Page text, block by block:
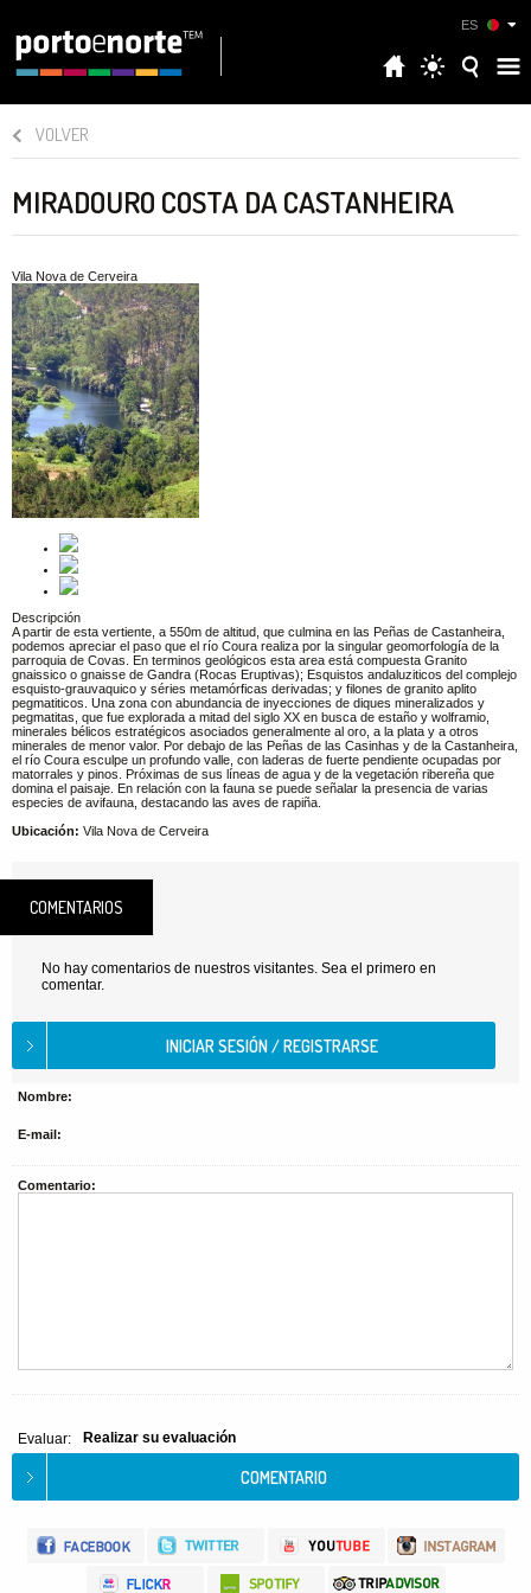
ES
VOLVER
MIRADOURO COSTA DA CASTANHEIRA
Vila Nova de Cerveira
Descripción
A partir de esta vertiente, a 550m de altitud, que culmina en las Peñas de Castanheira,
podemos apreciar el paso que el río Coura realiza por la singular geomorfología de la
parroquia de Covas. En terminos geológicos esta area está compuesta Granito
gnaissico o gnaisse de Gandra (Rocas Eruptivas); Esquistos andaluziticos del complejo
esquisto-grauvaquico y séries metamórficas derivadas; y filones de granito aplito
pegmatiticos. Una zona con abundancia de inyecciones de diques mineralizados y
pegmatitas, que fue explorada a mitad del siglo XX en busca de estaño y wolframio,
minerales bélicos estratégicos asociados generalmente al oro, a la plata y a otros
minerales de menor valor. Por debajo de las Peñas de las Casinhas y de la Castanheira,
el río Coura esculpe un profundo valle, con laderas de fuerte pendiente ocupadas por
matorrales y pinos. Próximas de sus líneas de agua y de la vegetación ribereña que
domina el paisaje. En relación con la fauna se puede señalar la presencia de varias
especies de avifauna, destacando las aves de rapiña.
Ubicación: Vila Nova de Cerveira
COMENTARIOS
No hay comentarios de nuestros visitantes. Sea el primero en
comentar.
Nombre:
E-mail:
Comentario:
Evaluar: Realizar su evaluación